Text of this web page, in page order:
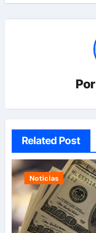
Por
Related Post
Noticias